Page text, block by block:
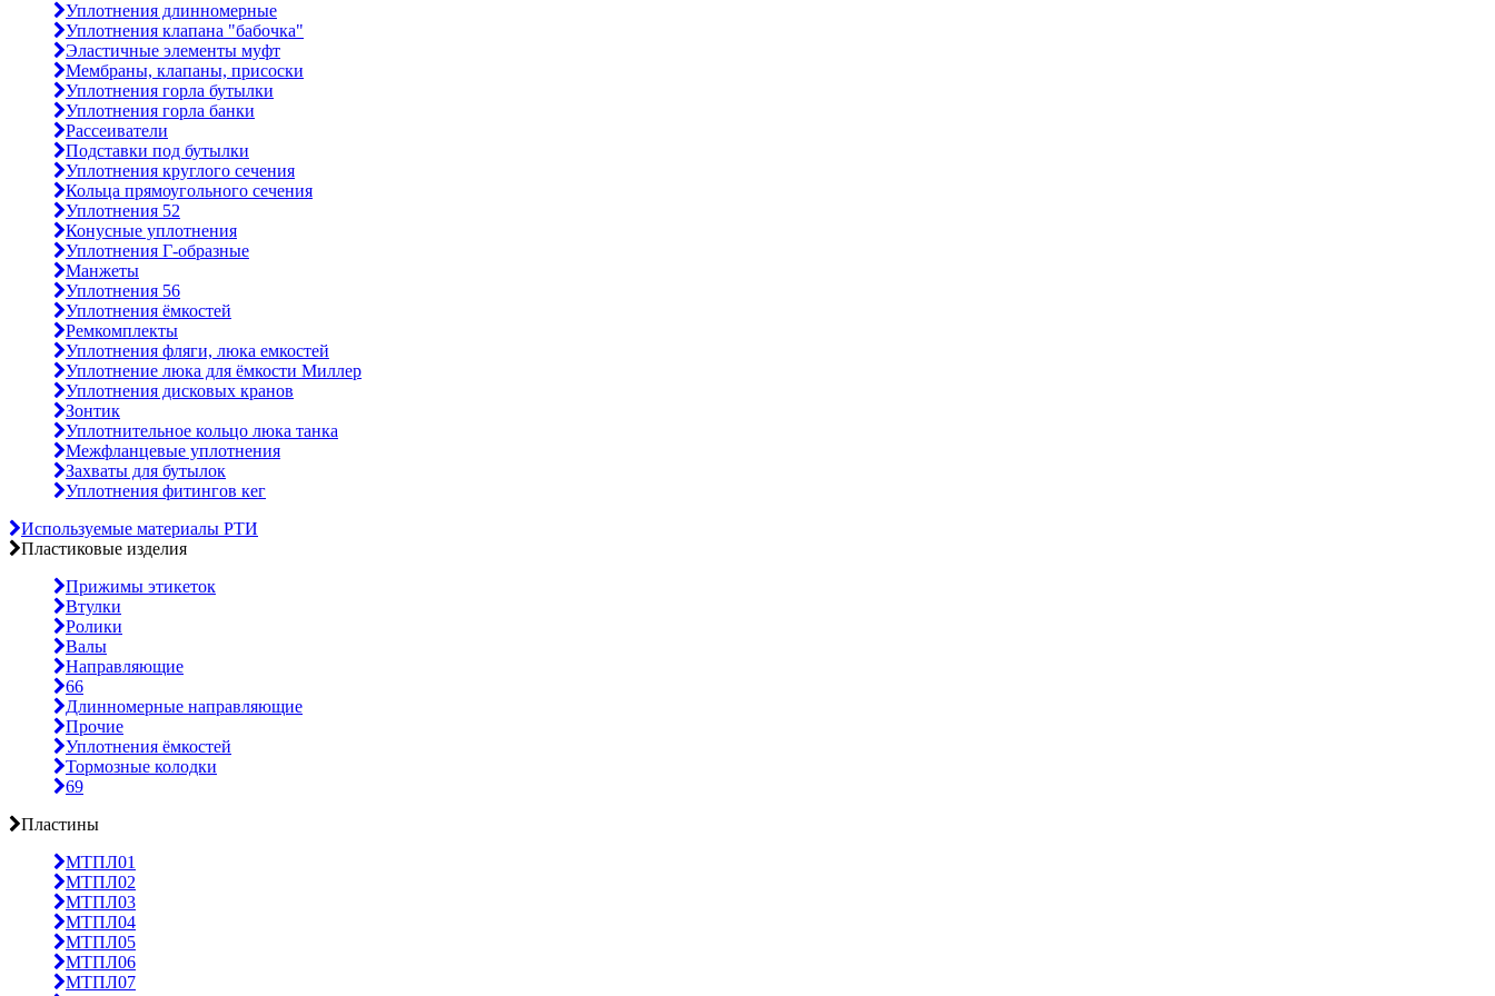
Уплотнения длинномерные
Уплотнения клапана "бабочка"
Эластичные элементы муфт
Мембраны, клапаны, присоски
Уплотнения горла бутылки
Уплотнения горла банки
Рассеиватели
Подставки под бутылки
Уплотнения круглого сечения
Кольца прямоугольного сечения
Уплотнения 52
Конусные уплотнения
Уплотнения Г-образные
Манжеты
Уплотнения 56
Уплотнения ёмкостей
Ремкомплекты
Уплотнения фляги, люка емкостей
Уплотнение люка для ёмкости Миллер
Уплотнения дисковых кранов
Зонтик
Уплотнительное кольцо люка танка
Межфланцевые уплотнения
Захваты для бутылок
Уплотнения фитингов кег
Используемые материалы РТИ
Пластиковые изделия
Прижимы этикеток
Втулки
Ролики
Валы
Направляющие
66
Длинномерные направляющие
Прочие
Уплотнения ёмкостей
Тормозные колодки
69
Пластины
МТПЛ01
МТПЛ02
МТПЛ03
МТПЛ04
МТПЛ05
МТПЛ06
МТПЛ07